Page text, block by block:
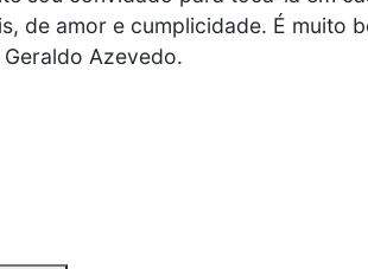
de amor e cumplicidade. É muito
Geraldo Azevedo.